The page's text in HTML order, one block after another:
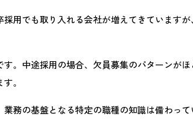
用でも取り入れる会社が増えてきています
。中途採用の場合、欠員募集のパターンが
。
務の基盤となる特定の職種の知識は備わっ